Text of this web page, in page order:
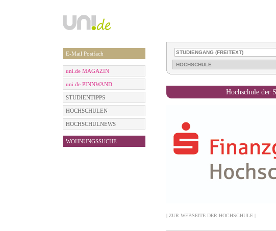
E-Mail Postfach
uni.de MAGAZIN
uni.de PINNWAND
STUDIENTIPPS
HOCHSCHULEN
HOCHSCHULNEWS
WOHNUNGSSUCHE
Hochschule der
| ZUR WEBSEITE DER HOCHSCHULE |